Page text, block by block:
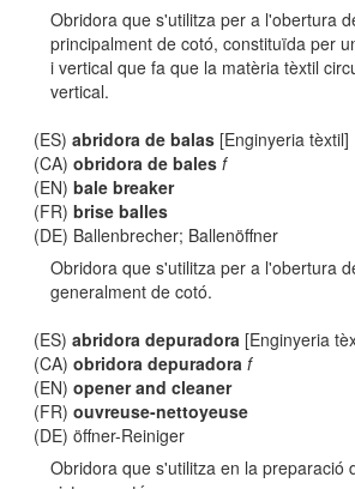
Obridora que s'utilitza per a l'obertura
principalment de cotó, constituïda per
i vertical que fa que la matèria tèxtil
vertical.
(ES)abridora de balas [Enginyeria tèxtil]
(CA)obridora de bales f
(EN)bale breaker
(FR)brise balles
(DE) Ballenbrecher; Ballenöffner
Obridora que s'utilitza per a l'obertura
generalment de cotó.
(ES)abridora depuradora [Enginyeria
(CA)obridora depuradora f
(EN)opener and cleaner
(FR)ouvreuse-nettoyeuse
(DE) öffner-Reiniger
Obridora que s'utilitza en la preparació